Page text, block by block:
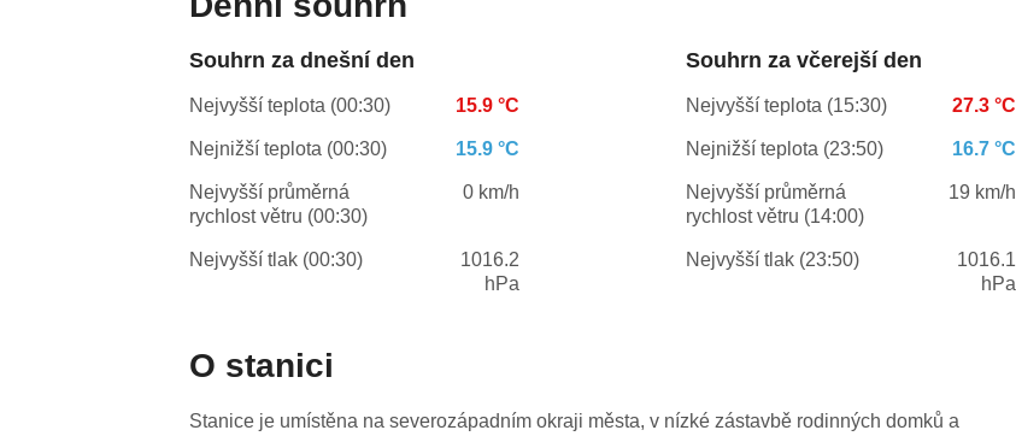
Souhrn za dnešní den
Nejvyšší teplota (00:30) 15.9 °C
Nejnižší teplota (00:30) 15.9 °C
Nejvyšší průměrná
rychlost větru (00:30)
0 km/h
Nejvyšší tlak (00:30)
1016.2
hPa
Souhrn za včerejší den
Nejvyšší teplota (15:30) 27.3 °C
Nejnižší teplota (23:50) 16.7 °C
Nejvyšší průměrná
rychlost větru (14:00)
19 km/h
Nejvyšší tlak (23:50)
1016.1
hPa
O stanici
Stanice je umístěna na severozápadním okraji města, v nízké zástavbě rodinných domků a